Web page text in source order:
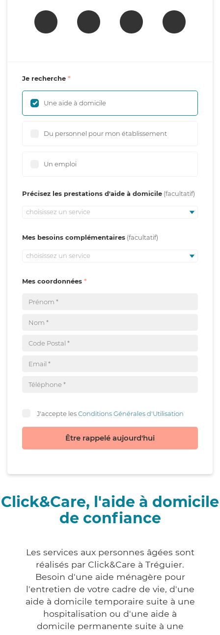
Je recherche
Une aide à domicile
Du personnel pour mon établissement
Un emploi
Précisez les prestations d'aide à domicile
choisissez un service
Mes besoins complémentaires
choisissez un service
Mes coordonnées
J'accepte lesConditions Générales d'Utilisation
Être rappelé aujourd'hui
Click&Care, l'aide à domicile
de confiance
Les services aux personnes âgées sont
réalisés par Click&Care à Tréguier.
Besoin d'une aide ménagère pour
l'entretien de votre cadre de vie, d'une
aide à domicile temporaire suite à une
hospitalisation ou d'une aide à
domicile permanente suite à une